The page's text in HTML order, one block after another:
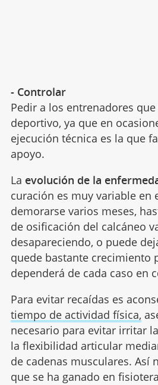
- Controlar
Pedir a los entrenadores
deportivo, ya que en
ejecución técnica es la que
apoyo.
La evolución de la
curación es muy variable en
demorarse varios meses,
de osificación del calcáneo
desapareciendo, o puede
quede bastante crecimiento
dependerá de cada caso en
Para evitar recaídas es
tiempo de actividad física,
necesario para evitar irritar
la flexibilidad articular
de cadenas musculares. Así
que se ha ganado en